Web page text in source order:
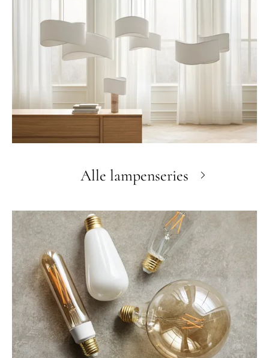
Alle lampenseries